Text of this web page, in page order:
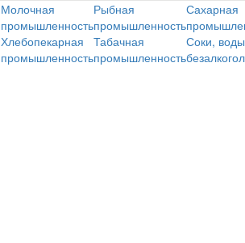
Молочная
промышленность
Рыбная
промышленность
Сахарная
Хлебопекарная
промышленность
Табачная
промышленность
Соки,